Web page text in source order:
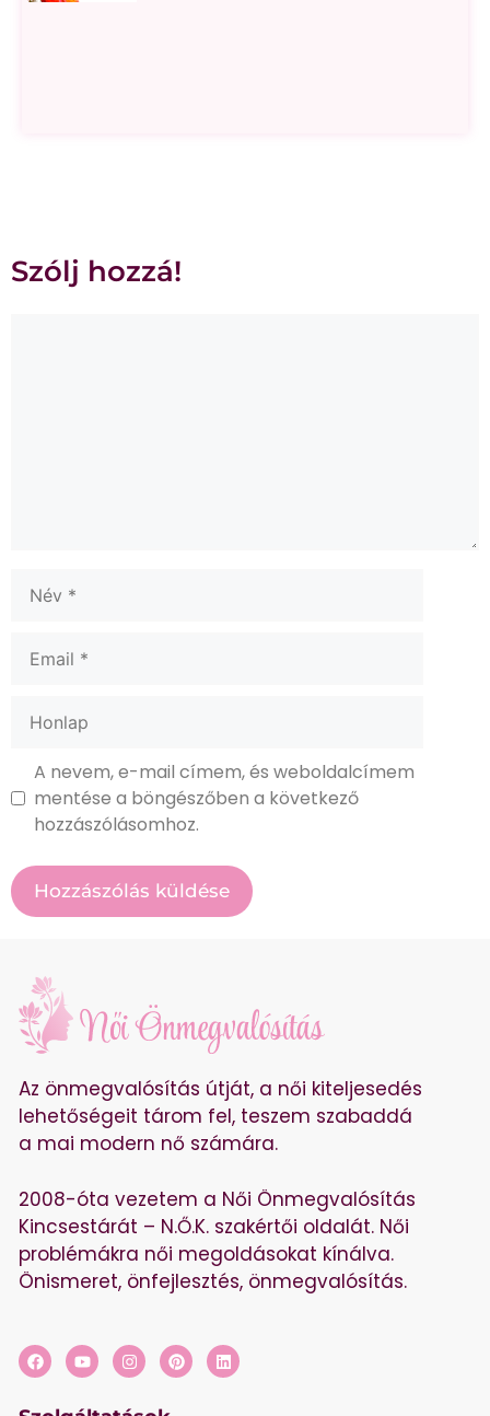
Szólj hozzá!
A nevem, e-mail címem, és weboldalcímem
mentése a böngészőben a következő
hozzászólásomhoz.
Az önmegvalósítás útját, a női kiteljesedés
lehetőségeit tárom fel, teszem szabaddá
a mai modern nő számára.
2008-óta vezetem a Női Önmegvalósítás
Kincsestárát – N.Ő.K. szakértői oldalát. Női
problémákra női megoldásokat kínálva.
Önismeret, önfejlesztés, önmegvalósítás.